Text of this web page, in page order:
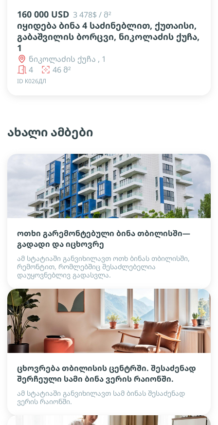
160 000 USD 3 478$ / მ²
იყიდება ბინა 4 საძინებლით, ქუთაისი,
გაბაშვილის ბორცვი, ნიკოლაძის ქუჩა,
1
ნიკოლაძის ქუჩა , 1
4
46 მ²
ID К026ДЛ
ახალი ამბები
ოთხი გარემონტებული ბინა თბილისში—
გადადი და იცხოვრე
ამ სტატიაში განვიხილავთ ოთხ ბინას თბილისში,
რემონტით, რომლებშიც შესაძლებელია
დაუყოვნებლივ გადასვლა.
ცხოვრება თბილისის ცენტრში. შესაძენად
შერჩეული სამი ბინა ვერის რაიონში.
ამ სტატიაში განვიხილავთ სამ ბინას შესაძენად
ვერის რაიონში.